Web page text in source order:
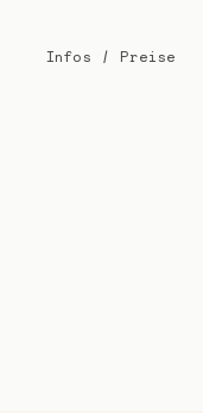
Infos / Preise